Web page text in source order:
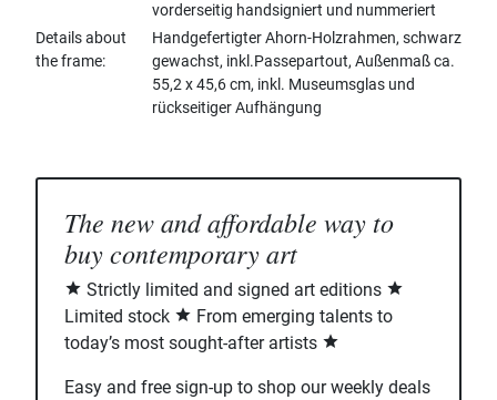
vorderseitig handsigniert und nummeriert
Details about
the frame
Handgefertigter Ahorn-Holzrahmen, schwarz
gewachst, inkl.Passepartout, Außenmaß ca.
55,2 x 45,6 cm, inkl. Museumsglas und
rückseitiger Aufhängung
The new and affordable way to
buy contemporary art
Strictly limited and signed art editions
Limited stock
From emerging talents to
today’s most sought-after artists
Easy and free sign-up to shop our weekly deals